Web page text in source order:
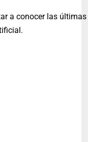
a conocer las